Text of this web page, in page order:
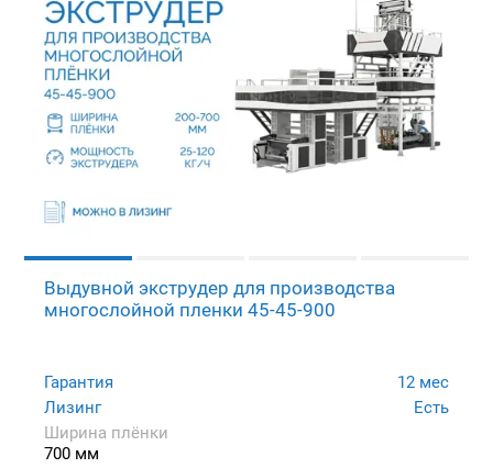
Выдувной экструдер для производства
многослойной пленки 45-45-900
Гарантия
12 мес
Лизинг
Есть
Ширина плёнки
700 мм